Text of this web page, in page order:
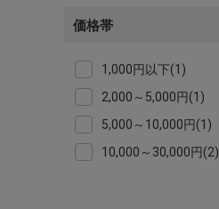
価格帯
1,000円以下(1)
2,000～5,000円(1)
5,000～10,000円(1)
10,000～30,000円(2)